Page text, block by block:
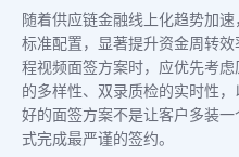
随着供应链金融线上化趋势加
标准配置，显著提升资金周转
程视频面签方案时，应优先考
的多样性、双录质检的实时性，
好的面签方案不是让客户多装
式完成最严谨的签约。